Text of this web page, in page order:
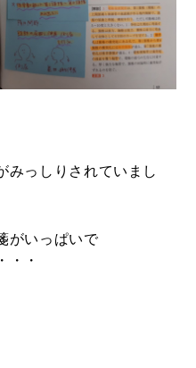
みっしりされていまし
がいっぱいで
・・